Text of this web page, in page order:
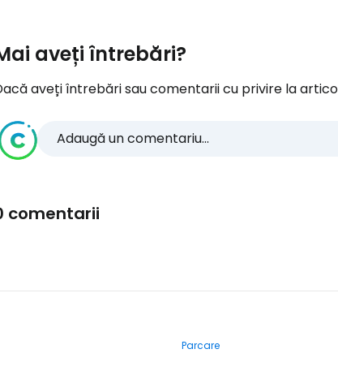
aveți întrebări?
aveți întrebări sau comentarii cu privire la
Adaugă un comentariu...
comentarii
Parcare